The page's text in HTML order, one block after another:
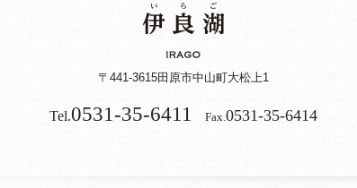
〒441-3615田原市中山町大松上1
Tel.0531-35-6411 Fax. 0531-35-6414